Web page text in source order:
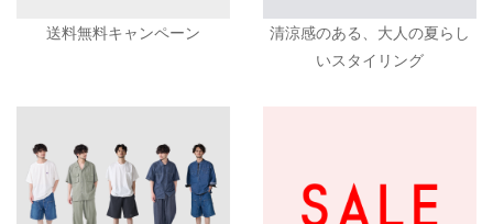
送料無料キャンペーン
清涼感のある、大人の夏らし
いスタイリング